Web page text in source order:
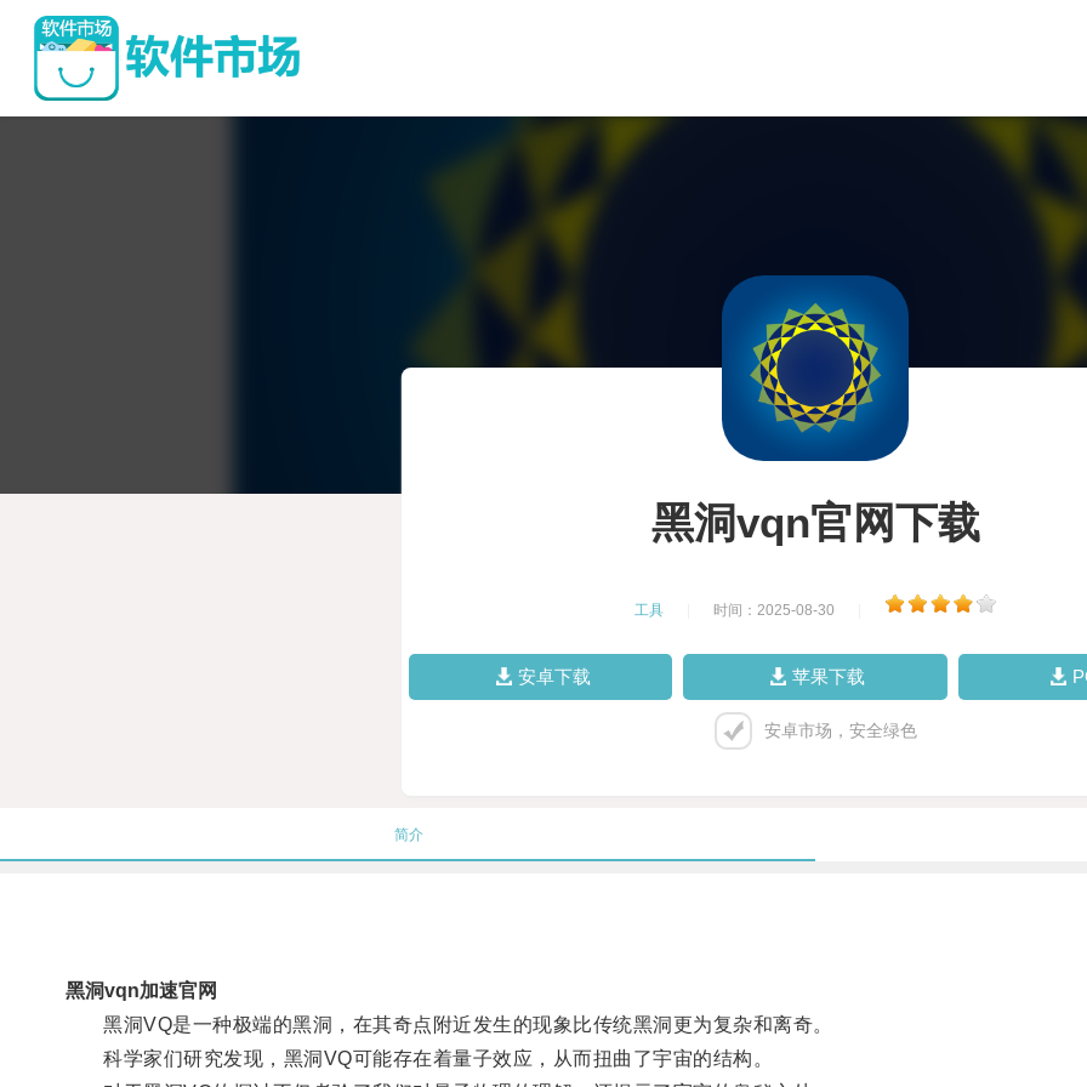
黑洞vqn官网下载
工具 时间：2025-08-30
安卓下载 苹果下载
安卓市场，安全绿色
简介
黑洞vqn加速官网
黑洞VQ是一种极端的黑洞，在其奇点附近发生的现象比传统黑洞更为复杂和离奇。
科学家们研究发现，黑洞VQ可能存在着量子效应，从而扭曲了宇宙的结构。